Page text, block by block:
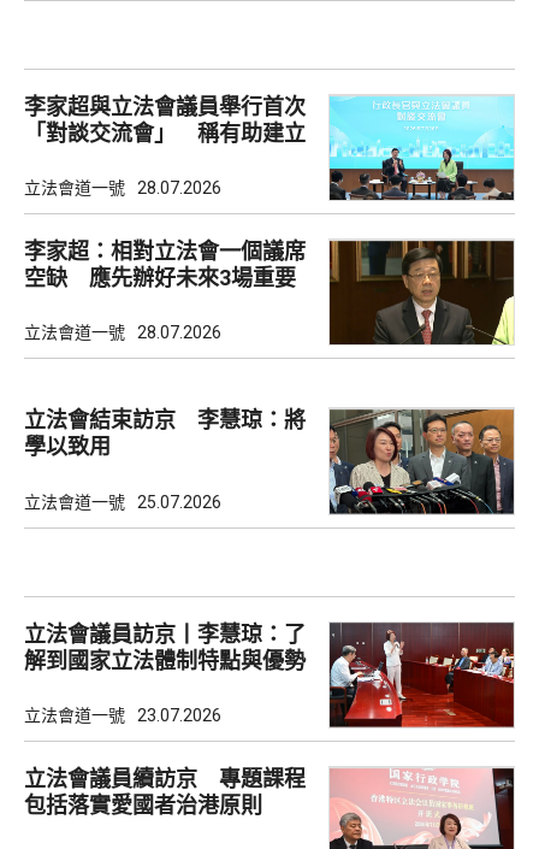
李家超與立法會議員舉行首次
「對談交流會」 稱有助建立
立法會道一號 28.07.2026
李家超：相對立法會一個議席
空缺 應先辦好未來3場重要
立法會道一號 28.07.2026
立法會結束訪京 李慧琼：將
學以致用
立法會道一號 25.07.2026
立法會議員訪京丨李慧琼：了
解到國家立法體制特點與優勢
立法會道一號 23.07.2026
立法會議員續訪京 專題課程
包括落實愛國者治港原則